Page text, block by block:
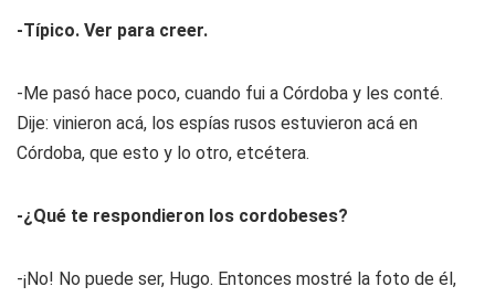
-Típico. Ver para creer.
-Me pasó hace poco, cuando fui a Córdoba y les conté.
Dije: vinieron acá, los espías rusos estuvieron acá en
Córdoba, que esto y lo otro, etcétera.
-¿Qué te respondieron los cordobeses?
-¡No! No puede ser, Hugo. Entonces mostré la foto de él,